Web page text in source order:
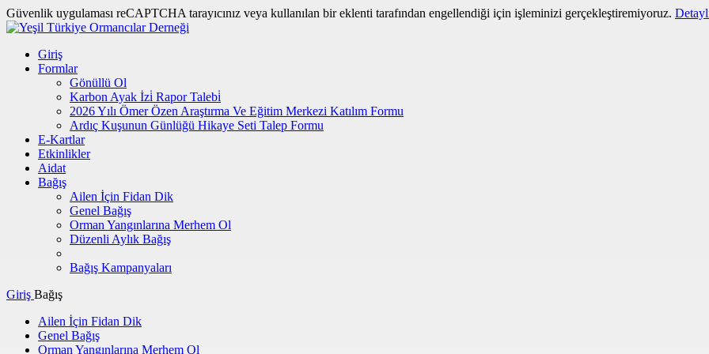
Güvenlik uygulaması reCAPTCHA tarayıcınız veya kullanılan bir eklenti tarafından engellendiği için işleminizi gerçekleştiremiyoruz.
Giriş
Formlar
Gönüllü Ol
Karbon Ayak İzi̇ Rapor Talebi̇
2026 Yılı Ömer Özen Araştırma Ve Eğitim Merkezi Katılım Formu
Ardıç Kuşunun Günlüğü Hikaye Seti Talep Formu
E-Kartlar
Etkinlikler
Aidat
Bağış
Ailen İçin Fidan Dik
Genel Bağış
Orman Yangınlarına Merhem Ol
Düzenli Aylık Bağış
Bağış Kampanyaları
Giriş Bağış
Ailen İçin Fidan Dik
Genel Bağış
Orman Yangınlarına Merhem Ol